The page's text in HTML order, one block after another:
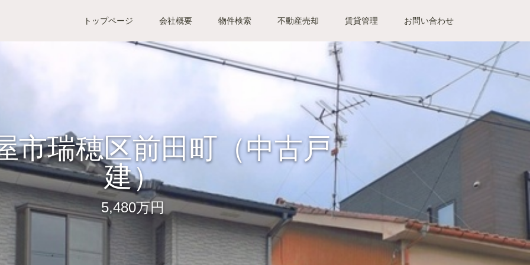
トップページ 会社概要 物件検索 不動産売却 賃貸管理 お問い合わせ
市瑞穂区前田町（中古戸
建）
5,480万円